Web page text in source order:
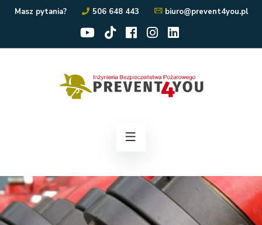
Masz pytania? 506 648 443 biuro@prevent4you.pl